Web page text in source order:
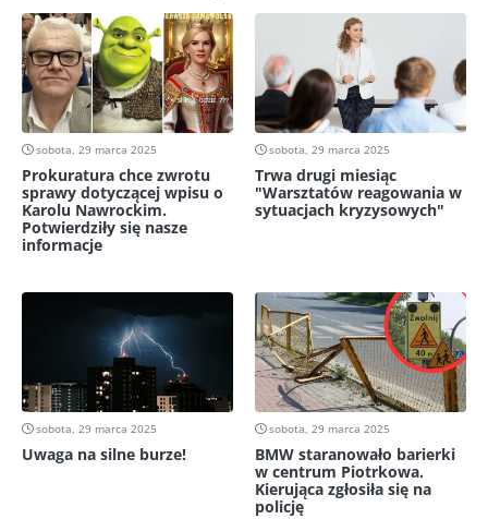
sobota, 29 marca 2025
Prokuratura chce zwrotu
sprawy dotyczącej wpisu o
Karolu Nawrockim.
Potwierdziły się nasze
informacje
sobota, 29 marca 2025
Trwa drugi miesiąc
"Warsztatów reagowania w
sytuacjach kryzysowych"
sobota, 29 marca 2025
Uwaga na silne burze!
sobota, 29 marca 2025
BMW staranowało barierki
w centrum Piotrkowa.
Kierująca zgłosiła się na
policję